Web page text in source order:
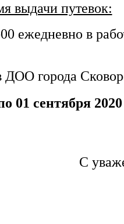
выдачи путевок:
ежедневно в
города
01 сентября 2020
С